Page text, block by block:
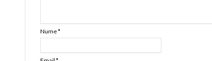
Nume*